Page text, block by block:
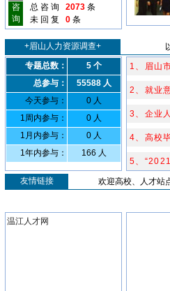
咨
询
总 咨 询 2073 条
未 回 复
0 条
+眉山人力资源调查+
专题总数：
5 个
总参与：
55588 人
今天参与：
0 人
1周内参与：
0 人
1月内参与：
0 人
1年内参与：
166 人
1、眉山
2、就业
3、企业
4、高校
5、
友情链接
欢迎高校、人才站
温江人才网